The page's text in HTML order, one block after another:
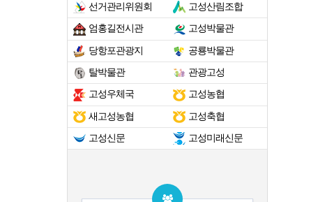
선거관리위원회
고성산림조합
엄홍길전시관
고성박물관
당항포관광지
공룡박물관
탈박물관
관광고성
고성우체국
고성농협
새고성농협
고성축협
고성신문
고성미래신문